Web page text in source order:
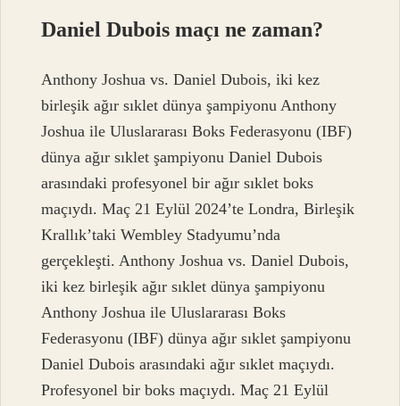
Daniel Dubois maçı ne zaman?
Anthony Joshua vs. Daniel Dubois, iki kez
birleşik ağır sıklet dünya şampiyonu Anthony
Joshua ile Uluslararası Boks Federasyonu (IBF)
dünya ağır sıklet şampiyonu Daniel Dubois
arasındaki profesyonel bir ağır sıklet boks
maçıydı. Maç 21 Eylül 2024’te Londra, Birleşik
Krallık’taki Wembley Stadyumu’nda
gerçekleşti. Anthony Joshua vs. Daniel Dubois,
iki kez birleşik ağır sıklet dünya şampiyonu
Anthony Joshua ile Uluslararası Boks
Federasyonu (IBF) dünya ağır sıklet şampiyonu
Daniel Dubois arasındaki ağır sıklet maçıydı.
Profesyonel bir boks maçıydı. Maç 21 Eylül